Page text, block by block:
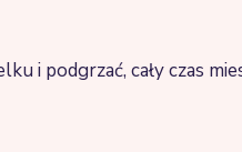
i podgrzać, cały czas